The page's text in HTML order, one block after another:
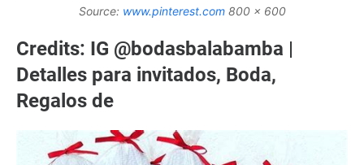
Source: www.pinterest.com800 x 600
Credits: IG @bodasbalabamba |
Detalles para invitados, Boda,
Regalos de